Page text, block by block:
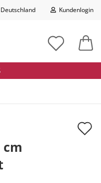
Deutschland Kundenlogin
cm